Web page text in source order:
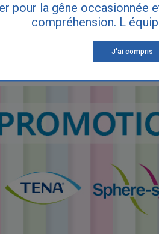
réponse ne remplace pas le
si vous souffrez d'incontinence.
pour la gêne occasionnée
compréhension. L
J'ai compris